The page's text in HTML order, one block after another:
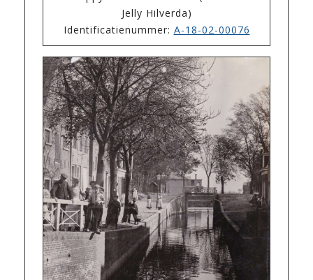
Jelly Hilverda)
Identificatienummer: A-18-02-00076